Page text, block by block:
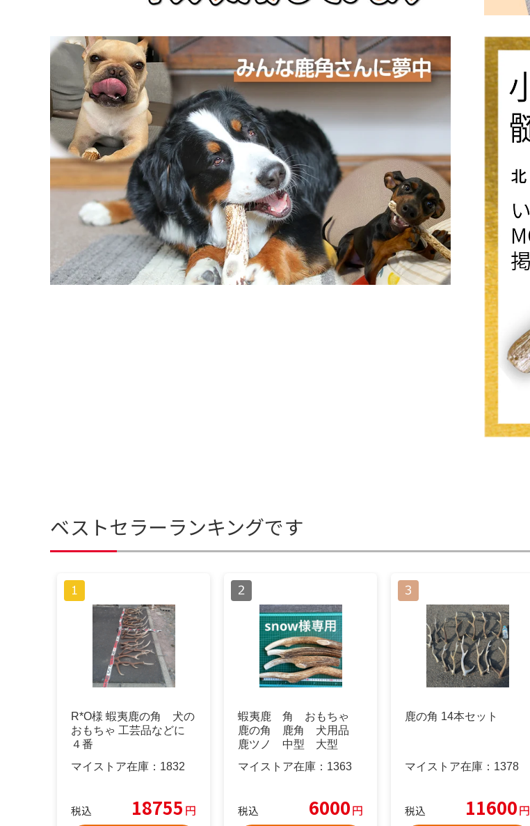
ベストセラーランキングです
R*O様 蝦夷鹿の角 犬の
おもちゃ 工芸品などに
４番
マイストア在庫： 1832
税込 18755 円
蝦夷鹿 角 おもちゃ
鹿の角 鹿角 犬用品
鹿ツノ 中型 大型
マイストア在庫： 1363
税込 6000円
鹿の角 14本セット
マイストア在庫： 1378
税込 11600円